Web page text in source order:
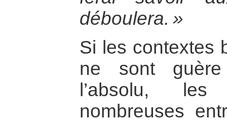
déboulera. »
Si les contextes
ne sont guère
l’absolu,
nombreuses